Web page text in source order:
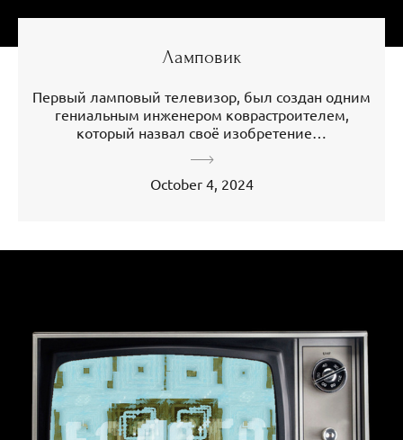
Ламповик
Первый ламповый телевизор, был создан одним
гениальным инженером коврастроителем,
который назвал своё изобретение…
October 4, 2024